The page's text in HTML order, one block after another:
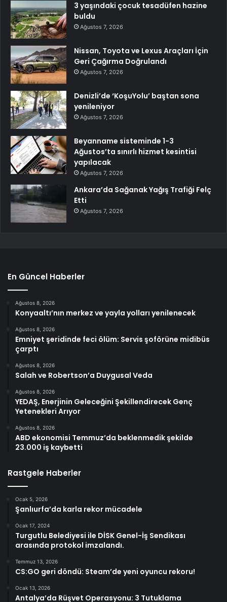
3 yaşındaki çocuk tesadüfen hazine
buldu
Ağustos 7, 2026
Nissan, Toyota ve Lexus Araçları İçin
Geri Çağırma Doğrulandı
Ağustos 7, 2026
Denizli’de ‘KoşuYolu’ baştan sona
yenileniyor
Ağustos 7, 2026
Beyanname sisteminde 1-3
Ağustos’ta sınırlı hizmet kesintisi
yapılacak
Ağustos 7, 2026
Ankara’da Sağanak Yağış Trafiği Felç
Etti
Ağustos 7, 2026
En Güncel Haberler
Ağustos 8, 2026
Konyaaltı’nın merkez ve yayla yolları yenilenecek
Ağustos 8, 2026
Emniyet şeridinde feci ölüm: Servis şoförüne midibüs
çarptı
Ağustos 8, 2026
Salah ve Robertson’a Duygusal Veda
Ağustos 8, 2026
YEDAŞ, Enerjinin Geleceğini Şekillendirecek Genç
Yetenekleri Arıyor
Ağustos 8, 2026
ABD ekonomisi Temmuz’da beklenmedik şekilde
23.000 iş kaybetti
Rastgele Haberler
Ocak 5, 2026
Şanlıurfa’da karla rekor mücadele
Ocak 17, 2024
Turgutlu Belediyesi ile DİSK Genel-İş Sendikası
arasında protokol imzalandı.
Temmuz 13, 2026
CS:GO geri döndü: Steam’de yeni oyuncu rekoru!
Ocak 13, 2026
Antalya’da Rüşvet Operasyonu: 3 Tutuklama